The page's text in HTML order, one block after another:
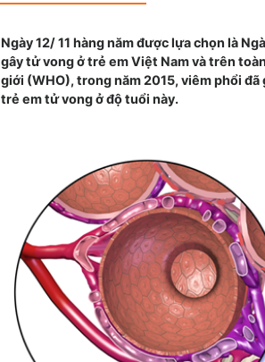
Ngày 12/ 11 hàng năm được lựa chọn là
gây tử vong ở trẻ em Việt Nam và trên
giới (WHO), trong năm 2015, viêm phổi
trẻ em tử vong ở độ tuổi này.